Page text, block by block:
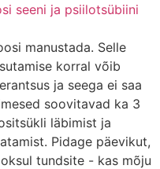
seeni ja psiilotsübiini
manustada. Selle
korral võib
ja seega ei saa
soovitavad ka 3
läbimist ja
Pidage päevikut,
tundsite - kas mõju